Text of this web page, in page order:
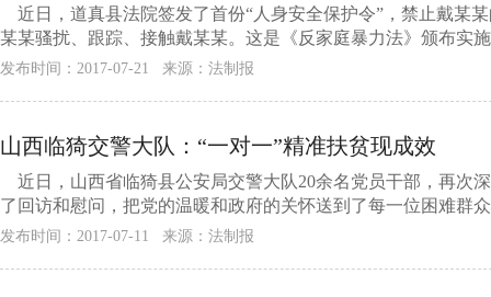
近日，道真县法院签发了首份“人身安全保护令”，禁止戴某
某某骚扰、跟踪、接触戴某某。这是《反家庭暴力法》颁布实
发布时间：2017-07-21 来源：法制报
山西临猗交警大队：“一对一”精准扶贫现成效
近日，山西省临猗县公安局交警大队20余名党员干部，再
了回访和慰问，把党的温暖和政府的关怀送到了每一位困难群
发布时间：2017-07-11 来源：法制报